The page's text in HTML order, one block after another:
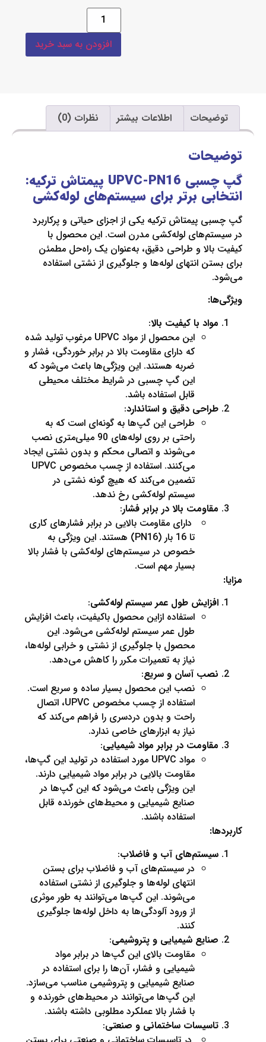
افزودن به سبد خرید
اطلاعات بیشتر نظرات (0)
گپ چسبی UPVC-PN16 پیمتاش ترکیه:
برتر برای سیستم‌های لوله‌کشی
پیمتاش ترکیه یکی از اجزای حیاتی و پرکاربرد
لوله‌کشی مدرن است. این محصول با
و طراحی دقیق، به‌عنوان یک راه‌حل مطمئن
انتهای لوله‌ها و جلوگیری از نشتی استفاده
با کیفیت بالا :
این محصول از مواد UPVC مرغوب تولید شده
که دارای مقاومت بالا در برابر خوردگی، فشار و
ضربه هستند. این ویژگی‌ها باعث می‌شود که
این گپ‌ چسبی در شرایط مختلف محیطی
قابل استفاده باشد.
دقیق و استاندارد:
طراحی این گپ‌ها به گونه‌ای است که به
راحتی بر روی لوله‌های 90 میلی‌متری نصب
می‌شوند و اتصالی محکم و بدون نشتی ایجاد
می‌کنند. استفاده از چسب مخصوص UPVC
تضمین می‌کند که هیچ گونه نشتی در
سیستم لوله‌کشی رخ ندهد.
بالا در برابر فشار
دارای مقاومت بالایی در برابر فشارهای کاری
تا 16 بار (PN16) هستند. این ویژگی به
خصوص در سیستم‌های لوله‌کشی با فشار بالا
بسیار مهم است.
طول عمر سیستم لوله‌کشی:
استفاده ازاین محصول باکیفیت، باعث افزایش
طول عمر سیستم لوله‌کشی می‌شود. این
محصول با جلوگیری از نشتی و خرابی لوله‌ها،
نیاز به تعمیرات مکرر را کاهش می‌دهد.
آسان و سریع:
نصب این محصول بسیار ساده و سریع است.
استفاده از چسب مخصوص UPVC، اتصال
راحت و بدون دردسری را فراهم می‌کند که
نیاز به ابزارهای خاصی ندارد.
در برابر مواد شیمیایی:
مواد UPVC مورد استفاده در تولید این گپ‌ها،
مقاومت بالایی در برابر مواد شیمیایی دارند.
این ویژگی باعث می‌شود که این گپ‌ها در
صنایع شیمیایی و محیط‌های خورنده قابل
استفاده باشند.
آب و فاضلاب:
در سیستم‌های آب و فاضلاب برای بستن
انتهای لوله‌ها و جلوگیری از نشتی استفاده
می‌شوند. این گپ‌ها می‌توانند به طور موثری
از ورود آلودگی‌ها به داخل لوله‌ها جلوگیری
شیمیایی و پتروشیمی:
مقاومت بالای این گپ‌ها در برابر مواد
شیمیایی و فشار، آن‌ها را برای استفاده در
صنایع شیمیایی و پتروشیمی مناسب می‌سازد.
این گپ‌ها می‌توانند در محیط‌های خورنده و
با فشار بالا عملکرد مطلوبی داشته باشند.
ساختمانی و صنعتی: